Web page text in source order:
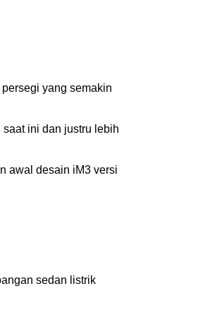
yang semakin
ini dan justru lebih
awal desain iM3 versi
sedan listrik